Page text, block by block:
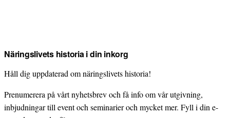
Näringslivets historia i din inkorg
Håll dig uppdaterad om näringslivets historia!
Prenumerera på vårt nyhetsbrev och få info om vår utgivning,
inbjudningar till event och seminarier och mycket mer. Fyll i din e-